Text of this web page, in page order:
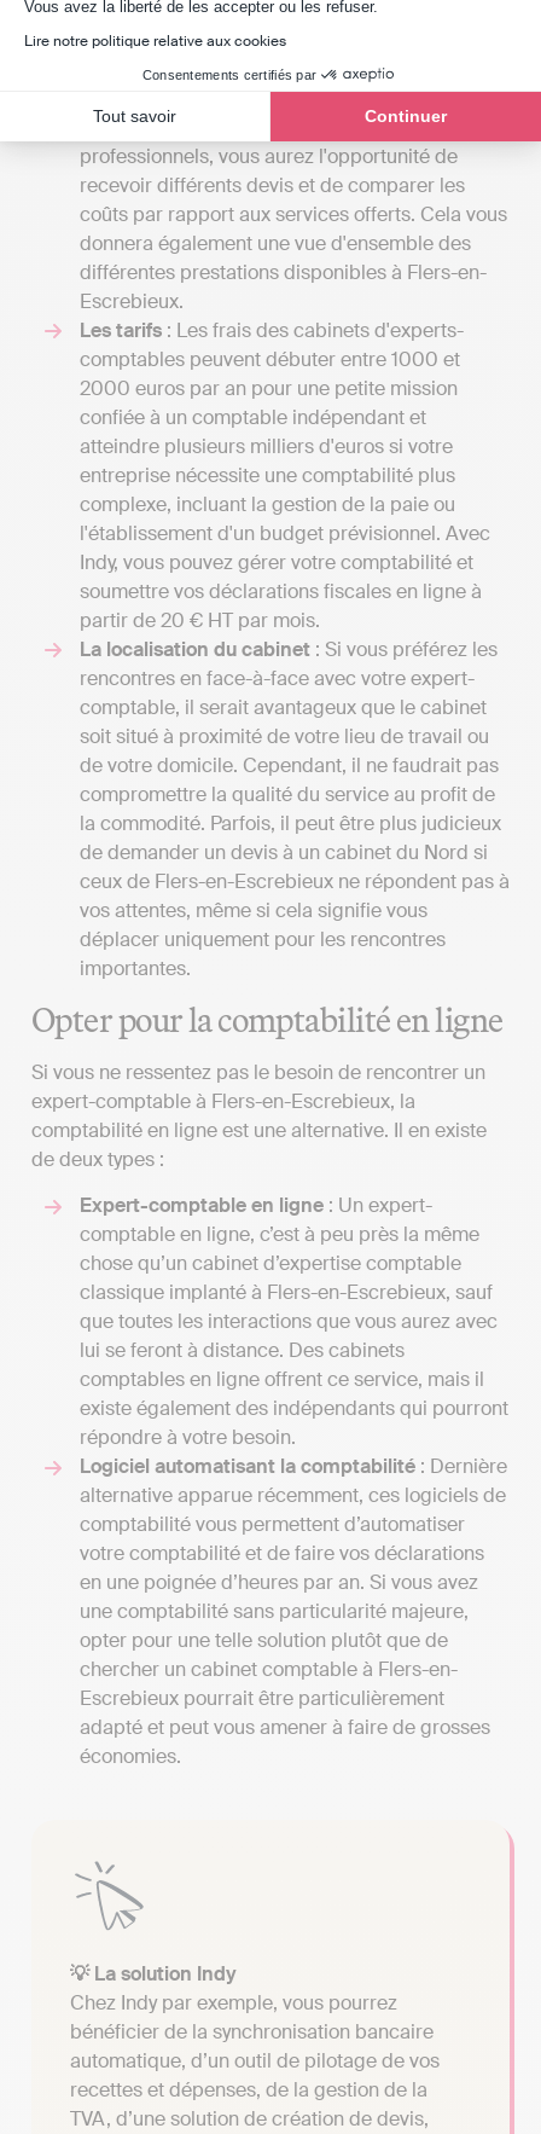
Vous avez la liberté de les accepter ou les refuser.
Lire notre politique relative aux cookies
Consentements certifiés par
Tout savoir Continuer
lettre de mission que vous établirez avec eux. La
gamme des services qu'un cabinet d'expert-
comptable peut fournir est vaste, et le tarif
dépendra du nombre de tâches qu'il assumera
pour votre compte. En dialoguant avec plusieurs
professionnels, vous aurez l'opportunité de
recevoir différents devis et de comparer les
coûts par rapport aux services offerts. Cela vous
donnera également une vue d'ensemble des
différentes prestations disponibles à Flers-en-
Escrebieux.
Les tarifs : Les frais des cabinets d'experts-
comptables peuvent débuter entre 1000 et
2000 euros par an pour une petite mission
confiée à un comptable indépendant et
atteindre plusieurs milliers d'euros si votre
entreprise nécessite une comptabilité plus
complexe, incluant la gestion de la paie ou
l'établissement d'un budget prévisionnel. Avec
Indy, vous pouvez gérer votre comptabilité et
soumettre vos déclarations fiscales en ligne à
partir de 20 € HT par mois.
La localisation du cabinet : Si vous préférez les
rencontres en face-à-face avec votre expert-
comptable, il serait avantageux que le cabinet
soit situé à proximité de votre lieu de travail ou
de votre domicile. Cependant, il ne faudrait pas
compromettre la qualité du service au profit de
la commodité. Parfois, il peut être plus judicieux
de demander un devis à un cabinet du Nord si
ceux de Flers-en-Escrebieux ne répondent pas à
vos attentes, même si cela signifie vous
déplacer uniquement pour les rencontres
importantes.
Opter pour la comptabilité en ligne
Si vous ne ressentez pas le besoin de rencontrer un
expert-comptable à Flers-en-Escrebieux, la
comptabilité en ligne est une alternative. Il en existe
de deux types :
Expert-comptable en ligne : Un expert-
comptable en ligne, c’est à peu près la même
chose qu’un cabinet d’expertise comptable
classique implanté à Flers-en-Escrebieux, sauf
que toutes les interactions que vous aurez avec
lui se feront à distance. Des cabinets
comptables en ligne offrent ce service, mais il
existe également des indépendants qui pourront
répondre à votre besoin.
Logiciel automatisant la comptabilité : Dernière
alternative apparue récemment, ces logiciels de
comptabilité vous permettent d’automatiser
votre comptabilité et de faire vos déclarations
en une poignée d’heures par an. Si vous avez
une comptabilité sans particularité majeure,
opter pour une telle solution plutôt que de
chercher un cabinet comptable à Flers-en-
Escrebieux pourrait être particulièrement
adapté et peut vous amener à faire de grosses
économies.
💡 La solution Indy
Chez Indy par exemple, vous pourrez
bénéficier de la synchronisation bancaire
automatique, d’un outil de pilotage de vos
recettes et dépenses, de la gestion de la
TVA, d’une solution de création de devis,